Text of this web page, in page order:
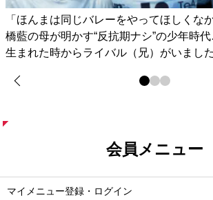
「ほんまは同じバレーをやってほしくな
橋藍の母が明かす“反抗期ナシ”の少年時
生まれた時からライバル（兄）がいました
会員メニュー
マイメニュー登録・ログイン